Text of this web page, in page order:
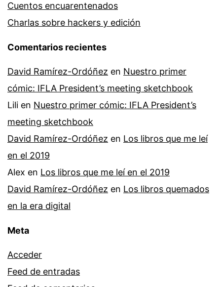
Cuentos encuarentenados
Charlas sobre hackers y edición
Comentarios recientes
David Ramírez-Ordóñez en Nuestro primer
cómic: IFLA President’s meeting sketchbook
Lili en Nuestro primer cómic: IFLA President’s
meeting sketchbook
David Ramírez-Ordóñez en Los libros que me leí
en el 2019
Alex en Los libros que me leí en el 2019
David Ramírez-Ordóñez en Los libros quemados
en la era digital
Meta
Acceder
Feed de entradas